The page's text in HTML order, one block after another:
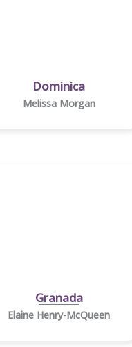
Dominica
Melissa Morgan
Granada
Elaine Henry-McQueen